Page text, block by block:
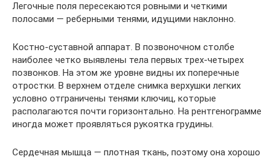
Легочные поля пересекаются ровными и четкими
полосами — реберными тенями, идущими наклонно.
Костно-суставной аппарат. В позвоночном столбе
наиболее четко выявлены тела первых трех-четырех
позвонков. На этом же уровне видны их поперечные
отростки. В верхнем отделе снимка верхушки легких
условно отграничены тенями ключиц, которые
располагаются почти горизонтально. На рентгенограмме
иногда может проявляться рукоятка грудины.
Сердечная мышца — плотная ткань, поэтому она хорошо